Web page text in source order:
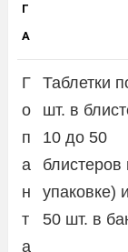
Г
А
Г
о
п
а
н
т
а
Таблетки
шт. в
10 до 50
блистеров
упаковке)
50 шт. в